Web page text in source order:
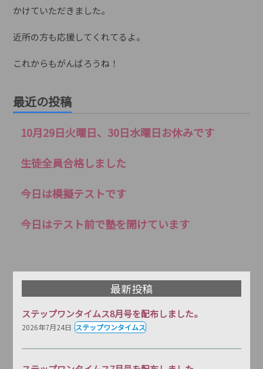
かけていただきました。
近所の方も応援してくれてるよ。
これからもがんばろうね！
最近の投稿
10月29日火曜日、30日水曜日お休みです
生徒全員合格しました
今日は模擬テストです
今日はテスト前で塾を開けています
最新投稿
ステップワンタイムス8月号を配布しました。
2026年7月24日 ステップワンタイムス